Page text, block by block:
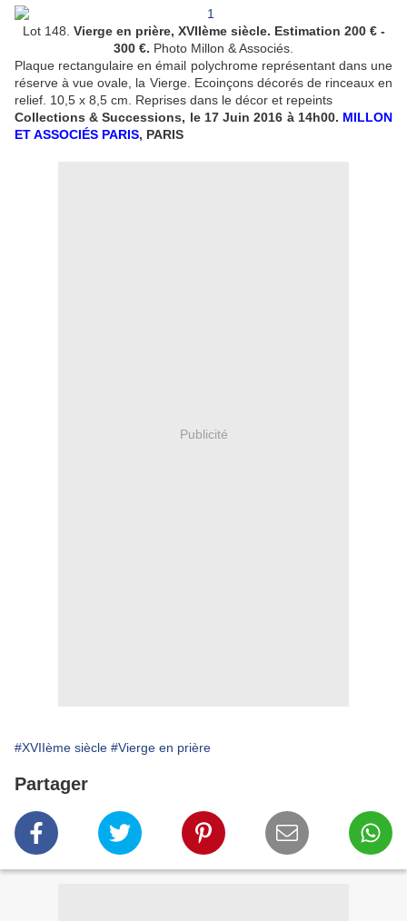
Lot 148. Vierge en prière, XVIIème siècle. Estimation 200 € -
300 €. Photo Millon & Associés.
Plaque rectangulaire en émail polychrome représentant dans une
réserve à vue ovale, la Vierge. Ecoinçons décorés de rinceaux en
relief. 10,5 x 8,5 cm. Reprises dans le décor et repeints
Collections & Successions, le 17 Juin 2016 à 14h00. MILLON
ET ASSOCIÉS PARIS, PARIS
Publicité
#XVIIème siècle #Vierge en prière
Partager